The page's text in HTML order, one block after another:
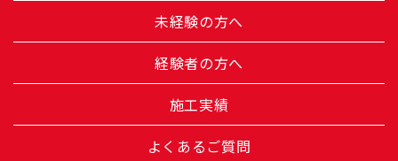
未経験の方へ
経験者の方へ
施工実績
よくあるご質問